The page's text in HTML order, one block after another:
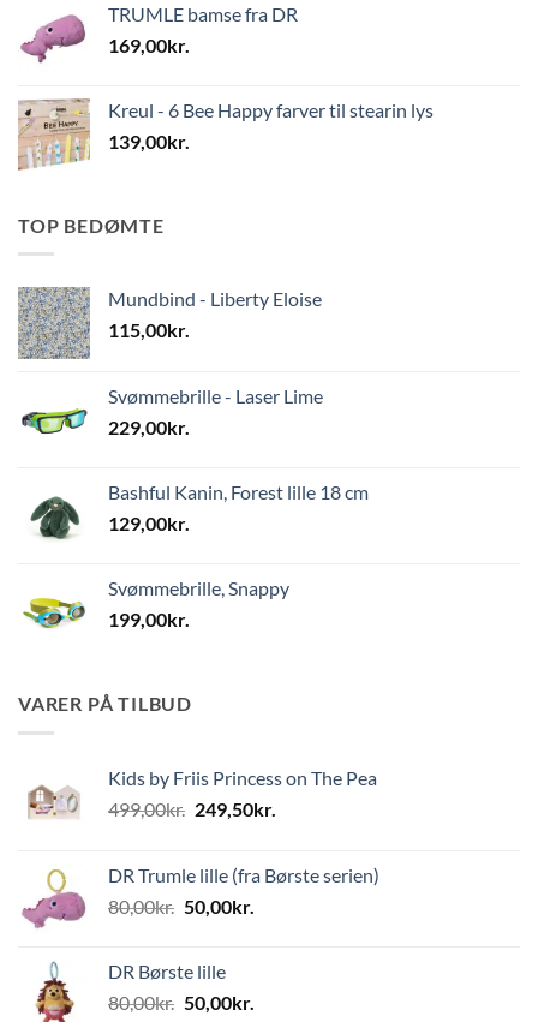
TRUMLE bamse fra DR
169,00kr.
Kreul - 6 Bee Happy farver til stearin lys
139,00kr.
TOP BEDØMTE
Mundbind - Liberty Eloise
115,00kr.
Svømmebrille - Laser Lime
229,00kr.
Bashful Kanin, Forest lille 18 cm
129,00kr.
Svømmebrille, Snappy
199,00kr.
VARER PÅ TILBUD
Kids by Friis Princess on The Pea
499,00kr. Den
var:
499,00kr..
249,50kr.
er:
DR Trumle lille (fra Børste serien)
80,00kr. Den
var:
80,00kr..
50,00kr.
50,00kr..
DR Børste lille
80,00kr. Den
50,00kr.